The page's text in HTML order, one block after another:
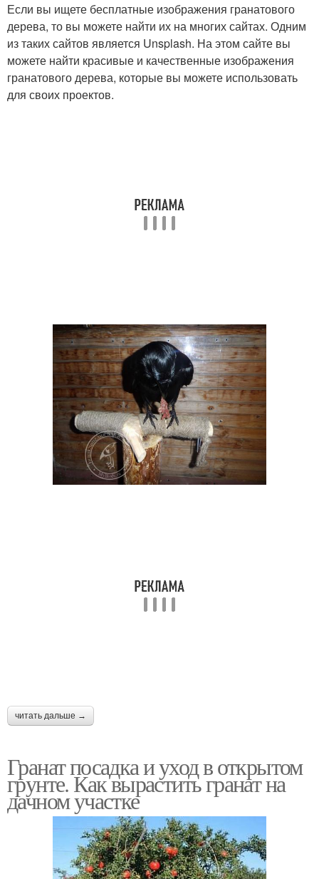
Если вы ищете бесплатные изображения гранатового
дерева, то вы можете найти их на многих сайтах. Одним
из таких сайтов является Unsplash. На этом сайте вы
можете найти красивые и качественные изображения
гранатового дерева, которые вы можете использовать
для своих проектов.
читать дальше →
Гранат посадка и уход в открытом
грунте. Как вырастить гранат на
дачном участке